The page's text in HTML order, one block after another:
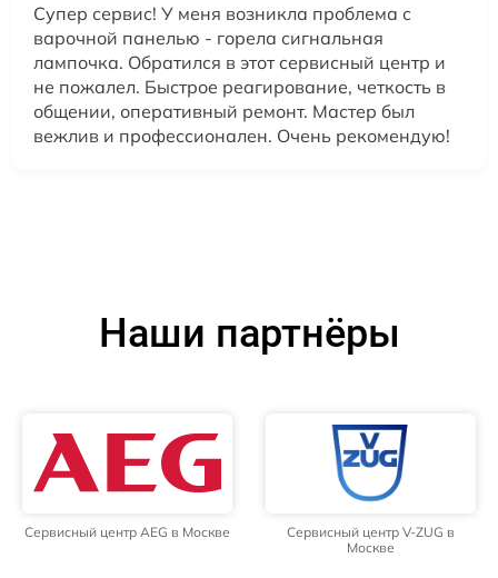
Супер сервис! У меня возникла проблема с
варочной панелью - горела сигнальная
лампочка. Обратился в этот сервисный центр и
не пожалел. Быстрое реагирование, четкость в
общении, оперативный ремонт. Мастер был
вежлив и профессионален. Очень рекомендую!
Наши партнёры
Сервисный центр AEG в Москве
Сервисный центр V-ZUG в
Москве